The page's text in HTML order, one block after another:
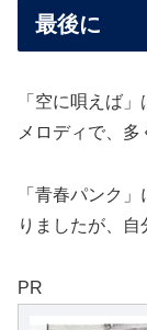
最後に
「空に唄えば
メロディで、多
「青春パンク
りましたが、自
PR